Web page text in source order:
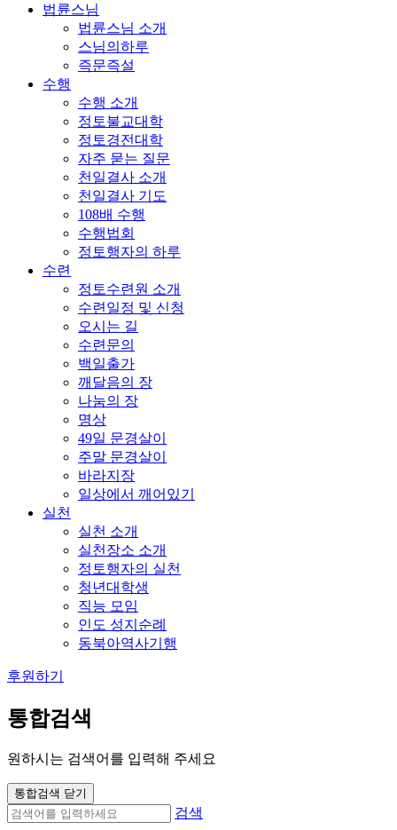
법륜스님
법륜스님 소개
스님의하루
즉문즉설
수행
수행 소개
정토불교대학
정토경전대학
자주 묻는 질문
천일결사 소개
천일결사 기도
108배 수행
수행법회
정토행자의 하루
수련
정토수련원 소개
수련일정 및 신청
오시는 길
수련문의
백일출가
깨달음의 장
나눔의 장
명상
49일 문경살이
주말 문경살이
바라지장
일상에서 깨어있기
실천
실천 소개
실천장소 소개
정토행자의 실천
청년대학생
직능 모임
인도 성지순례
동북아역사기행
후원하기
통합검색
원하시는 검색어를 입력해 주세요
통합검색 닫기
검색